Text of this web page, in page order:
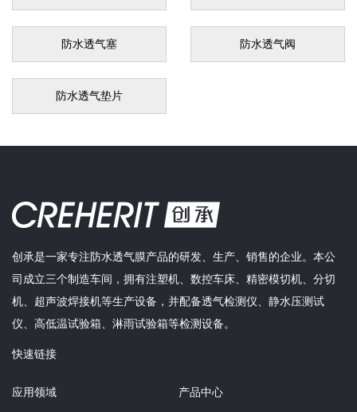
防水透气塞 防水透气阀
防水透气垫片
创承是一家专注防水透气膜产品的研发、生产、销售的企业。本公
司成立三个制造车间，拥有注塑机、数控车床、精密模切机、分切
机、超声波焊接机等生产设备，并配备透气检测仪、静水压测试
仪、高低温试验箱、淋雨试验箱等检测设备。
快速链接
应用领域 产品中心